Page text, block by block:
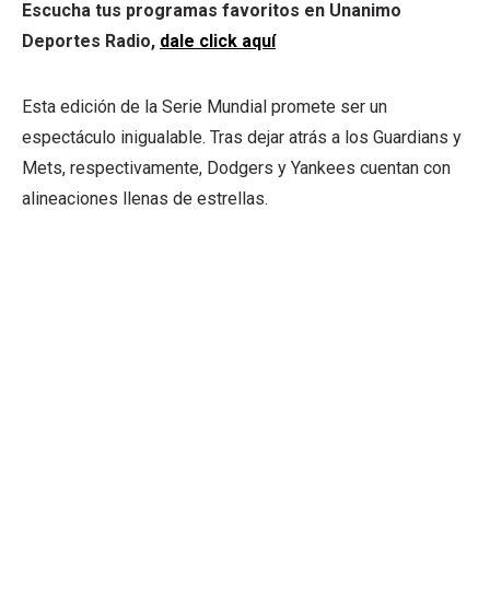
Escucha tus programas favoritos en Unanimo
Deportes Radio, dale click aquí
Esta edición de la Serie Mundial promete ser un
espectáculo inigualable. Tras dejar atrás a los Guardians y
Mets, respectivamente, Dodgers y Yankees cuentan con
alineaciones llenas de estrellas.